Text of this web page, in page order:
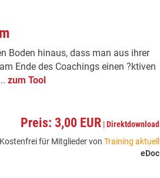
Boden hinaus, dass man aus ihrer
Ende des Coachings einen ?ktiven
zum Tool
Preis: 3,00 EUR |Direktdownload
für Mitglieder von Training aktuell
eDoc